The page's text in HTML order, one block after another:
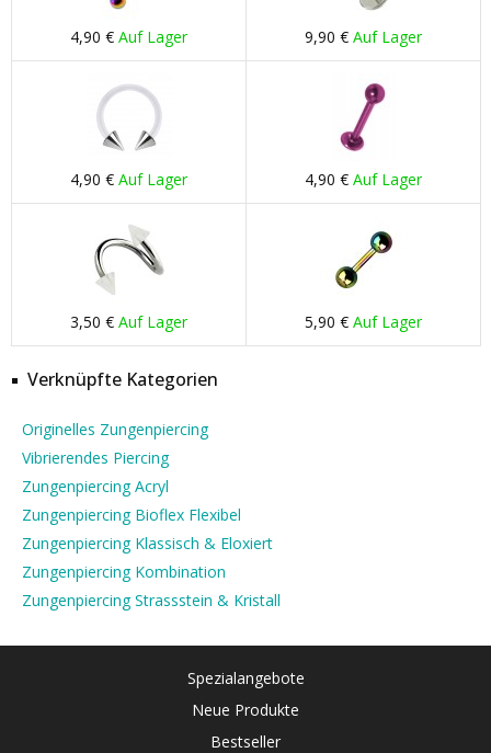
4,90 € Auf Lager 9,90 € Auf Lager
4,90 € Auf Lager 4,90 € Auf Lager
3,50 € Auf Lager 5,90 € Auf Lager
Verknüpfte Kategorien
Originelles Zungenpiercing
Vibrierendes Piercing
Zungenpiercing Acryl
Zungenpiercing Bioflex Flexibel
Zungenpiercing Klassisch & Eloxiert
Zungenpiercing Kombination
Zungenpiercing Strassstein & Kristall
Spezialangebote
Neue Produkte
Bestseller